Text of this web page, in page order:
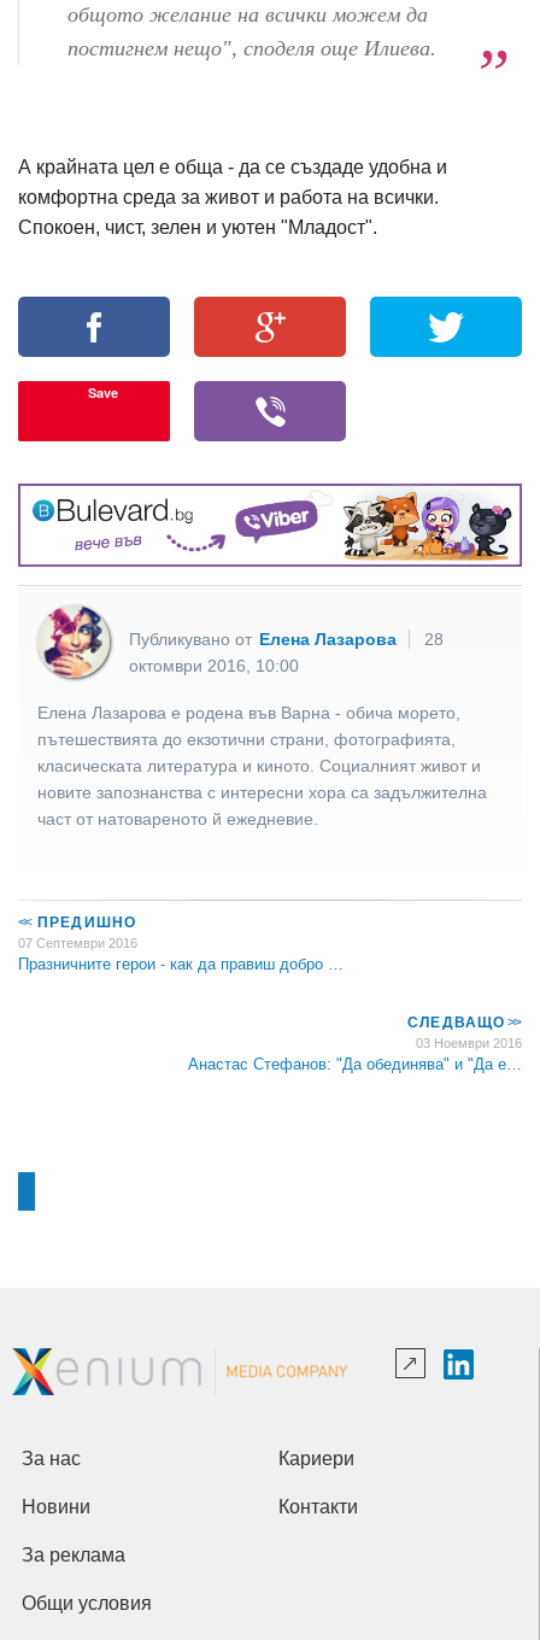
общото желание на всички можем да
постигнем нещо", споделя още Илиева.
А крайната цел е обща - да се създаде удобна и
комфортна среда за живот и работа на всички.
Спокоен, чист, зелен и уютен "Младост".
Save
Публикувано от Елена Лазарова
28
октомври 2016, 10:00
Елена Лазарова е родена във Варна - обича морето,
пътешествията до екзотични страни, фотографията,
класическата литература и киното. Социалният живот и
новите запознанства с интересни хора са задължителна
част от натовареното й ежедневие.
<<ПРЕДИШНО
07 Септември 2016
Празничните герои - как да правиш добро …
СЛЕДВАЩО>>
03 Ноември 2016
Анастас Стефанов: "Да обединява" и "Да е…
За нас Кариери
Новини Контакти
За реклама
Общи условия